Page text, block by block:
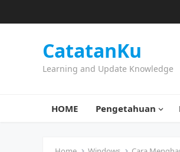
CatatanKu
Learning and Update Knowledge
HOME Pengetahuan